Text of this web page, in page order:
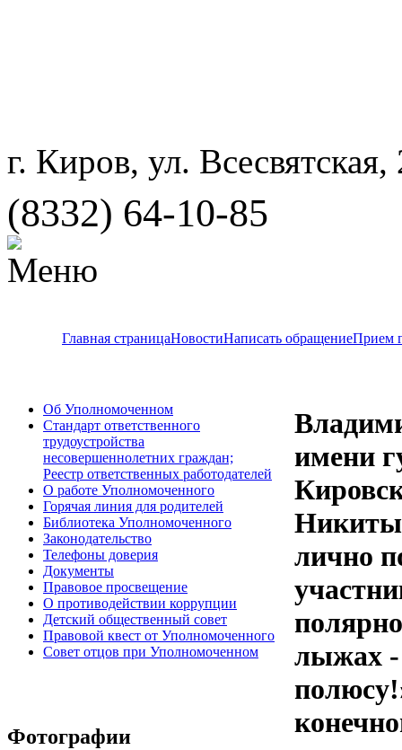
г. Киров, ул. Всесвятская,
(8332) 64-10-85
Главная страницаНовостиНаписать обращениеПрием
Об Уполномоченном
Стандарт ответственного
трудоустройства
несовершеннолетних граждан;
Реестр ответственных работодателей
О работе Уполномоченного
Горячая линия для родителей
Библиотека Уполномоченного
Законодательство
Телефоны доверия
Документы
Правовое просвещение
О противодействии коррупции
Детский общественный совет
Правовой квест от Уполномоченного
Совет отцов при Уполномоченном
Фотографии
имени
Никиты
лично
лыжах -